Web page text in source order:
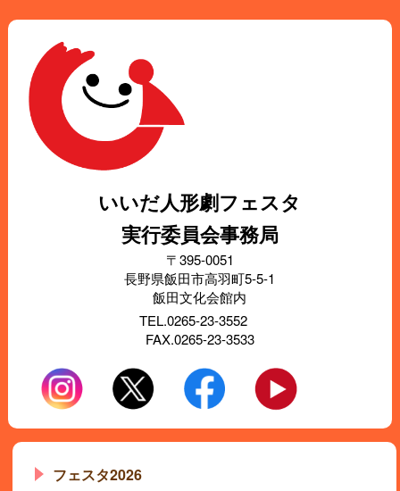
いいだ人形劇フェスタ
実行委員会事務局
〒395-0051
長野県飯田市高羽町5-5-1
飯田文化会館内
TEL.0265-23-3552
FAX.0265-23-3533
フェスタ2026